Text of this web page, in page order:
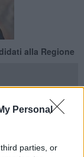
Personal
parties, or
alla Regione
regionali.